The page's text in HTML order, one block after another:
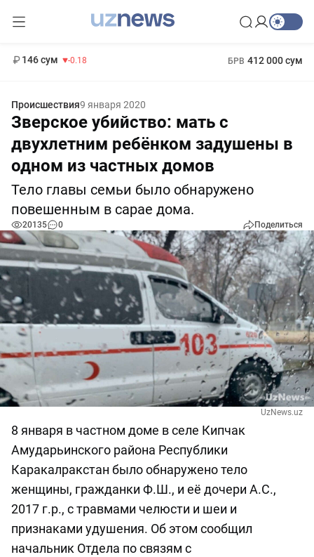
146 сум -0.18 БРВ 412 000 сум
Происшествия9 января 2020
Зверское убийство: мать с
двухлетним ребёнком задушены в
одном из частных домов
Тело главы семьи было обнаружено
повешенным в сарае дома.
20135 0 Поделиться
UzNews.uz
8 января в частном доме в селе Кипчак
Амударьинского района Республики
Каракалракстан было обнаружено тело
женщины, гражданки Ф.Ш., и её дочери А.С.,
2017 г.р., с травмами челюсти и шеи и
признаками удушения. Об этом сообщил
начальник Отдела по связям с